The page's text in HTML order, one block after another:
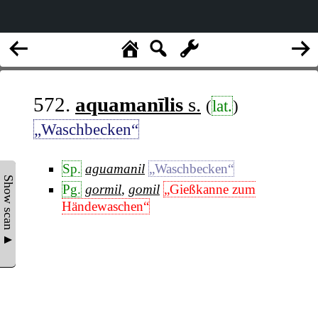
Show scan ▲
572. aquamanīlis s. (lat.)
„Waschbecken“
Sp. aguamanil „Waschbecken“
Pg. gormil, gomil „Gießkanne zum
Händewaschen“